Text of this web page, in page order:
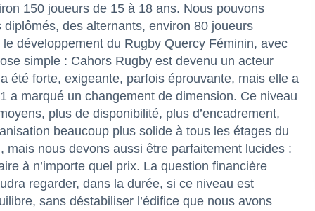
150 joueurs de 15 à 18 ans. Nous pouvons
des alternants, environ 80 joueurs
développement du Rugby Quercy Féminin, avec
simple : Cahors Rugby est devenu un acteur
été forte, exigeante, parfois éprouvante, mais elle a
a marqué un changement de dimension. Ce niveau
plus de disponibilité, plus d’encadrement,
beaucoup plus solide à tous les étages du
mais nous devons aussi être parfaitement lucides :
à n’importe quel prix. La question financière
regarder, dans la durée, si ce niveau est
sans déstabiliser l’édifice que nous avons